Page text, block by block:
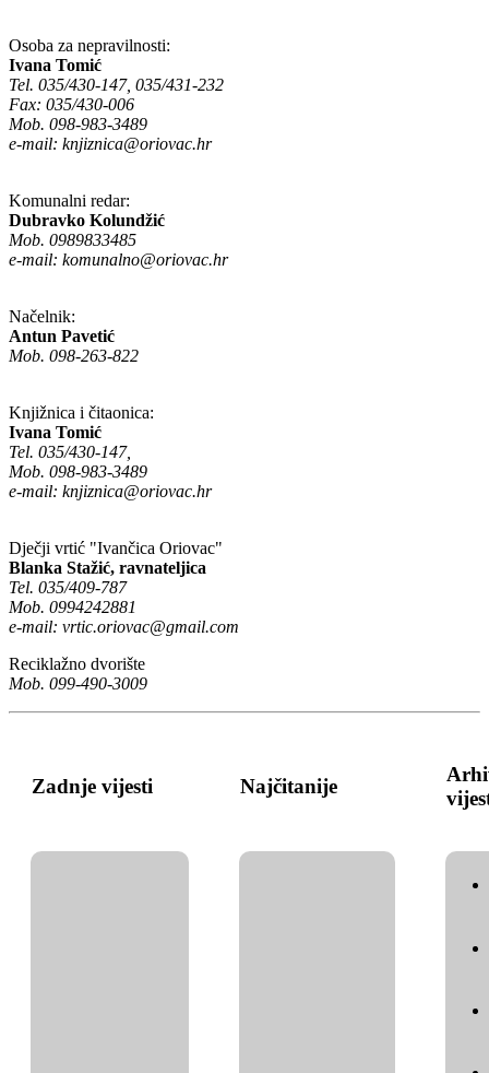
Osoba za nepravilnosti:
Ivana Tomić
Tel. 035/430-147, 035/431-232
Fax: 035/430-006
Mob. 098-983-3489
e-mail: knjiznica@oriovac.hr
Komunalni redar:
Dubravko Kolundžić
Mob. 0989833485
e-mail: komunalno@oriovac.hr
Načelnik:
Antun Pavetić
Mob. 098-263-822
Knjižnica i čitaonica:
Ivana Tomić
Tel. 035/430-147,
Mob. 098-983-3489
e-mail: knjiznica@oriovac.hr
Dječji vrtić "Ivančica Oriovac"
Blanka Stažić, ravnateljica
Tel. 035/409-787
Mob. 0994242881
e-mail: vrtic.oriovac@gmail.com
Reciklažno dvorište
Mob. 099-490-3009
Zadnje vijesti Najčitanije